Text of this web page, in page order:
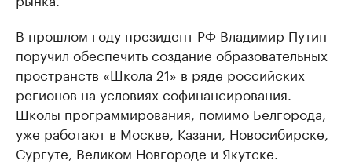
В прошлом году президент РФ Владимир Путин
поручил обеспечить создание образовательных
пространств «Школа 21» в ряде российских
регионов на условиях софинансирования.
Школы программирования, помимо Белгорода,
уже работают в Москве, Казани, Новосибирске,
Сургуте, Великом Новгороде и Якутске.